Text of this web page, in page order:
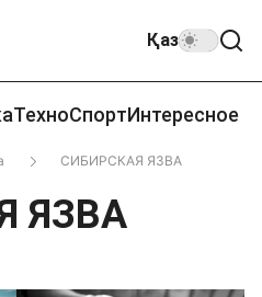
Қаз
ТехноСпортИнтересное
СИБИРСКАЯ ЯЗВА
ЯЗВА